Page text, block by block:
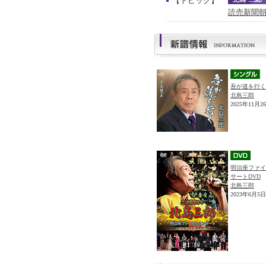
読売新聞
吾が道を行く
北島三郎
2025年11月
明治座ファ
サートDVD
北島三郎
2023年6月5